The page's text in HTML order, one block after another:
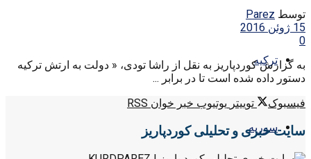
ترکیه
سوریه
توسط Parez
15 ژوئن 2016
0
به گزارش کوردپاریز به نقل از راشا تودی، « دولت به ارتش ترکیه
دستور داده شده است تا در برابر ...
فیسبوک
توییتر یوتیوب خبر خوان RSS
سایت خبری و تحلیلی کوردپاریز